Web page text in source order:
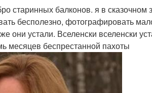
старинных балконов. я в сказочном
бесполезно, фотографировать
они устали. Вселенски вселенски
месяцев беспрестанной пахоты